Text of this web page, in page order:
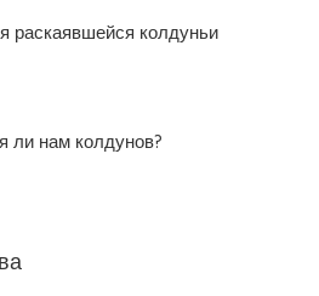
раскаявшейся колдуньи
ли нам колдунов?